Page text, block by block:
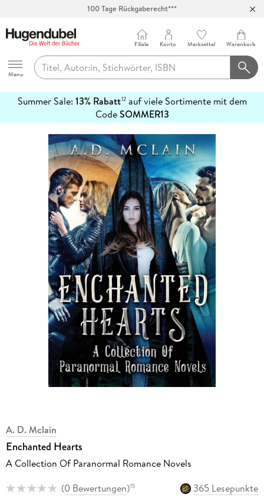
100 Tage Rückgaberecht***
Hugendubel
Menu
Filiale Konto Merkzettel Warenkorb
Summer Sale: 13% Rabatt12auf viele Sortimente mit dem
CodeSOMMER13
erfahren
A. D. Mclain
Enchanted Hearts
A Collection Of Paranormal Romance Novels
(0 Bewertungen)15
365 Lesepunkte